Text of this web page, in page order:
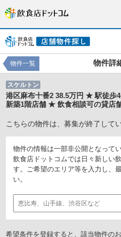
物件詳
物件一覧
スケルトン
港区麻布十番2 38.5万円 ★ 駅徒歩
新築1階店舗 ★ 飲食相談可の貸店
こちらの物件は、募集が終了してい
物件の情報は一部非公開となってい
飲食店ドットコムでは日々新しい
す。ご希望のエリア等を入力し、
い。
希望条件を登録すると、該当物件の